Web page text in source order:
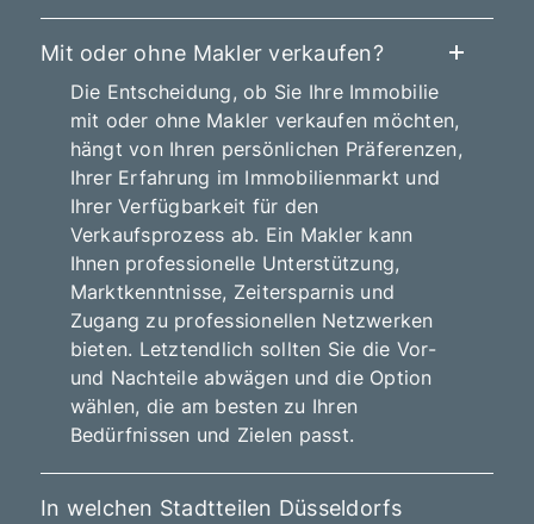
Mit oder ohne Makler verkaufen?
Die Entscheidung, ob Sie Ihre Immobilie
mit oder ohne Makler verkaufen möchten,
hängt von Ihren persönlichen Präferenzen,
Ihrer Erfahrung im Immobilienmarkt und
Ihrer Verfügbarkeit für den
Verkaufsprozess ab. Ein Makler kann
Ihnen professionelle Unterstützung,
Marktkenntnisse, Zeitersparnis und
Zugang zu professionellen Netzwerken
bieten. Letztendlich sollten Sie die Vor-
und Nachteile abwägen und die Option
wählen, die am besten zu Ihren
Bedürfnissen und Zielen passt.
In welchen Stadtteilen Düsseldorfs